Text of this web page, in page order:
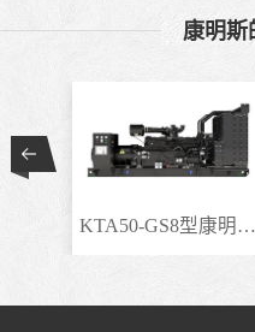
康明斯
KTA50-GS8型康明斯柴..